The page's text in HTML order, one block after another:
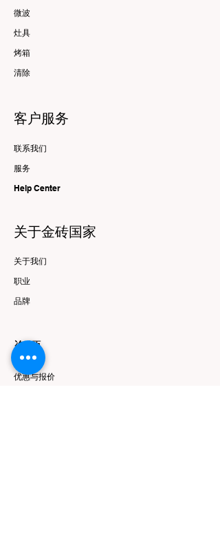
微波
灶具
烤箱
清除
客户服务
联系我们
服务
Help Center
关于金砖国家
关于我们
职业
品牌
资源
优惠与报价